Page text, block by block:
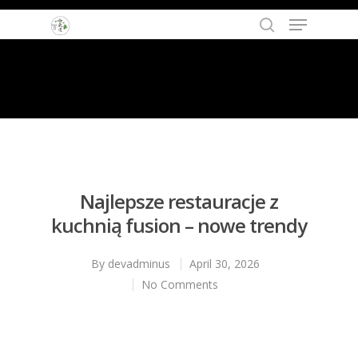
Najlepsze restauracje z
kuchnią fusion – nowe trendy
By devadminus
April 30, 2026
No Comments